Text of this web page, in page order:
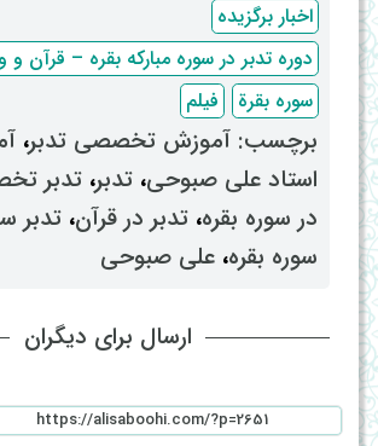
اخبار برگزیده
دوره تدبر در سوره مبارکه بقره – قرآن و
سوره بقرة
فیلم
برچسب: ‌ آموزش تخصصی تدبر، ‌
استاد علی صبوحی، ‌ تدبر، ‌ تدبر
در سوره بقره، ‌ تدبر در قرآن، ‌ تدبر
سوره بقره، ‌ علی صبوحی
ارسال برای دیگران